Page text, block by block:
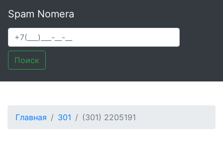
Spam Nomera
Поиск
Главная 301 (301) 2205191